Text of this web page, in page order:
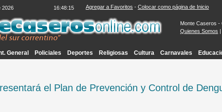
2026 16:48:16 Agregar a Favoritos - Colocar como página de Inicio
Monte Caseros -
Quienes Somos |
General Policiales Deportes Religiosas Cultura Carnavales
el Plan de Prevención y Control de